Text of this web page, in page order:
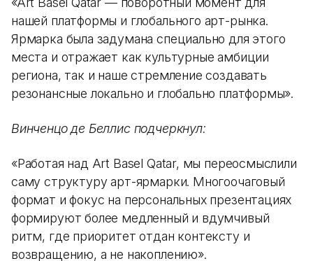
нашей платформы и глобального арт-рынка.
Ярмарка была задумана специально для этого
места и отражает как культурные амбиции
региона, так и наше стремление создавать
резонансные локально и глобально платформы».
Винченцо де Беллис подчеркнул:
«Работая над Art Basel Qatar, мы переосмыслили
саму структуру арт-ярмарки. Многоочаговый
формат и фокус на персональных презентациях
формируют более медленный и вдумчивый
ритм, где приоритет отдан контексту и
возвращению, а не накоплению».